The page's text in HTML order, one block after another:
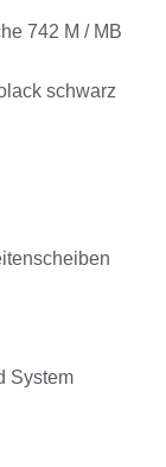
742 M / MB
schwarz
System